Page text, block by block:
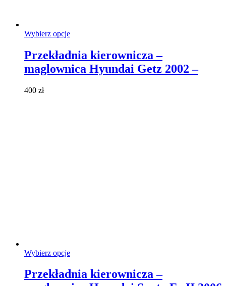
Wybierz opcjeTen
ma
wiele
wariantów.
Przekładnia kierownicza –
maglownica Hyundai Getz 2002 –
400 zł
Wybierz opcjeTen
ma
wiele
Przekładnia kierownicza –